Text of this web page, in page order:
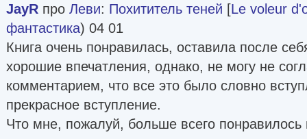
JayR про Леви: Похититель теней [Le voleur
фантастика) 04 01
Книга очень понравилась, оставила после
хорошие впечатления, однако, не могу не
комментарием, что все это было словно
прекрасное вступление.
Что мне, пожалуй, больше всего понравилось